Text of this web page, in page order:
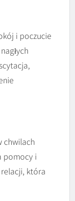
i poczucie
chwilach
pomocy i
która